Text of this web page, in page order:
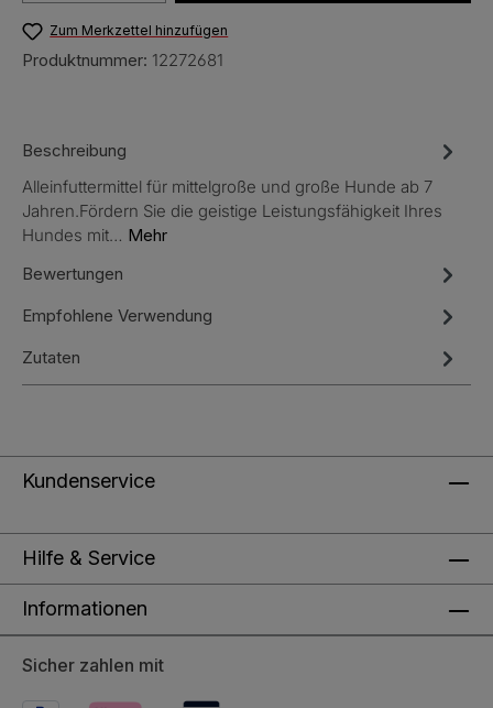
Zum Merkzettel hinzufügen
Produktnummer: 12272681
Beschreibung
Alleinfuttermittel für mittelgroße und große Hunde ab 7
Jahren.Fördern Sie die geistige Leistungsfähigkeit Ihres
Hundes mit… Mehr
Bewertungen
Empfohlene Verwendung
Zutaten
Kundenservice
Hilfe & Service
Informationen
Sicher zahlen mit